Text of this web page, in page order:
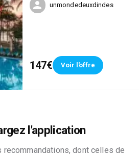
unmondedeuxdindes
147€ Voir l'offre
l'application
dont celles de